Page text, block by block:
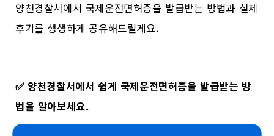
양천경찰서에서 국제운전면허증을 발급받는 방법과 실제
후기를 생생하게 공유해드릴게요.
✅양천경찰서에서 쉽게 국제운전면허증을 발급받는 방
법을 알아보세요.